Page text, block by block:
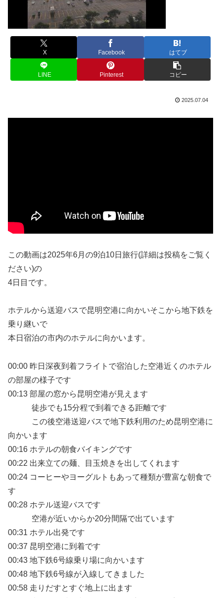
X Facebook はてブ
LINE Pinterest コピー
2025.07.04
この動画は2025年6月の9泊10日旅行(詳細は投稿をご覧く
ださい)の
4日目です。
ホテルから送迎バスで昆明空港に向かいそこから地下鉄を
乗り継いで
本日宿泊の市内のホテルに向かいます。
00:00 昨日深夜到着フライトで宿泊した空港近くのホテル
の部屋の様子です
00:13 部屋の窓から昆明空港が見えます
徒歩でも15分程で到着できる距離です
この後空港送迎バスで地下鉄利用のため昆明空港に
向かいます
00:16 ホテルの朝食バイキングです
00:22 出来立ての麺、目玉焼きを出してくれます
00:24 コーヒーやヨーグルトもあって種類が豊富な朝食で
す
00:28 ホテル送迎バスです
空港が近いからか20分間隔で出ています
00:31 ホテル出発です
00:37 昆明空港に到着です
00:43 地下鉄6号線乗り場に向かいます
00:48 地下鉄6号線が入線してきました
00:58 走りだすとすぐ地上に出ます